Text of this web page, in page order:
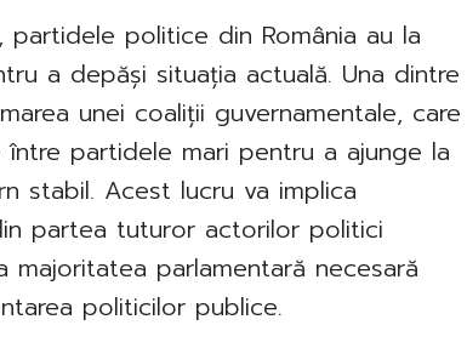
partidele politice din România au la
a depăși situația actuală. Una dintre
unei coaliții guvernamentale, care
partidele mari pentru a ajunge la
stabil. Acest lucru va implica
partea tuturor actorilor politici
majoritatea parlamentară necesară
politicilor publice.